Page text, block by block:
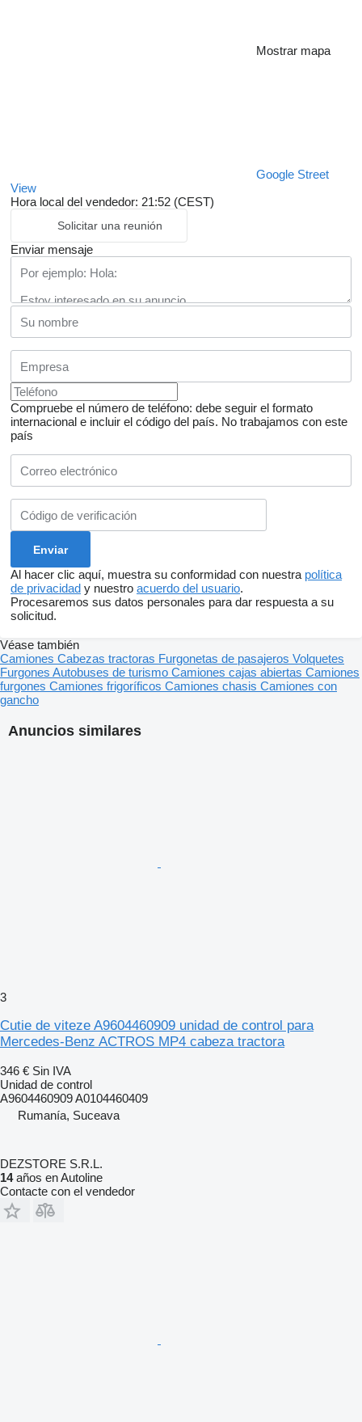
Mostrar mapa
Google Street
View
Hora local del vendedor: 21:52 (CEST)
Solicitar una reunión
Enviar mensaje
Compruebe el número de teléfono: debe seguir el formato
internacional e incluir el código del país. No trabajamos con este
país
Al hacer clic aquí, muestra su conformidad con nuestra política
de privacidad y nuestro acuerdo del usuario.
Procesaremos sus datos personales para dar respuesta a su
solicitud.
Anuncios similares
3
Cutie de viteze A9604460909 unidad de control para
Mercedes-Benz ACTROS MP4 cabeza tractora
346 € Sin IVA
Unidad de control
A9604460909 A0104460409
Rumanía, Suceava
DEZSTORE S.R.L.
14años en Autoline
Contacte con el vendedor
Véase también
Camiones Cabezas tractoras Furgonetas de pasajeros Volquetes
Furgones Autobuses de turismo Camiones cajas abiertas Camiones
furgones Camiones frigoríficos Camiones chasis Camiones con
gancho